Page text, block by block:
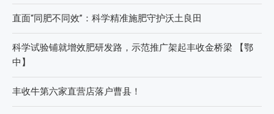
直面“同肥不同效”：科学精准施肥守护沃土良田
科学试验铺就增效肥研发路，示范推广架起丰收金桥梁 【鄂
中】
丰收牛第六家直营店落户曹县！